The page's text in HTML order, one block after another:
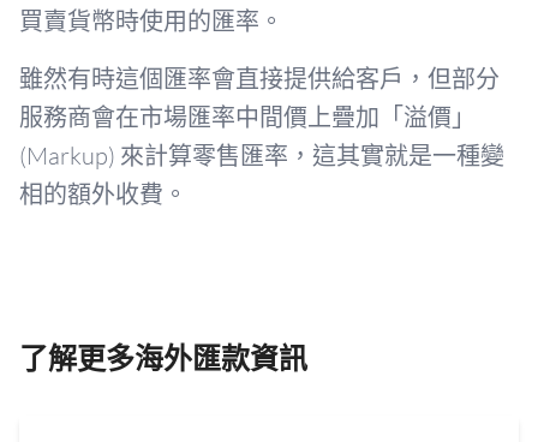
買賣貨幣時使用的匯率。
雖然有時這個匯率會直接提供給客戶，但部分
服務商會在市場匯率中間價上疊加「溢價」
(Markup) 來計算零售匯率，這其實就是一種變
相的額外收費。
了解更多海外匯款資訊